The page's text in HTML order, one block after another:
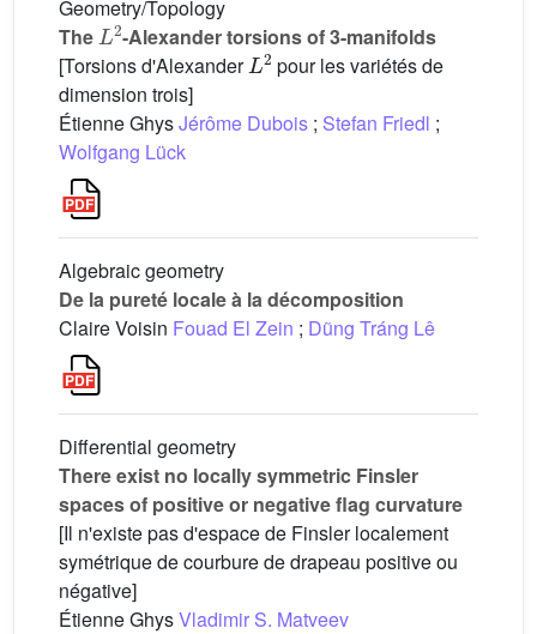
Geometry/Topology
The
L2
-Alexander torsions of 3-manifolds
[Torsions d'Alexander
L2
pour les variétés de
dimension trois]
Étienne GhysJérôme Dubois ; Stefan Friedl ;
Wolfgang Lück
Algebraic geometry
De la pureté locale à la décomposition
Claire Voisin Fouad El Zein ; Dũng Tráng Lê
Differential geometry
There exist no locally symmetric Finsler
spaces of positive or negative flag curvature
[Il n'existe pas d'espace de Finsler localement
symétrique de courbure de drapeau positive ou
négative]
Étienne GhysVladimir S. Matveev